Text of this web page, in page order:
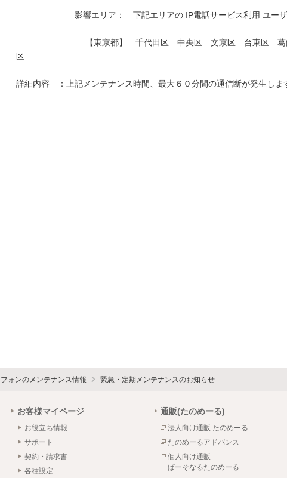
影響エリア：　下記エリアの IP電話サービス利用 ユー
【東京都】　千代田区　中央区　文京区　台東区　葛
詳細内容　：上記メンテナンス時間、最大６０分間の通信断が発生しま
ォンのメンテナンス情報 緊急・定期メンテナンスのお知らせ
お客様マイページ
お役立ち情報
サポート
契約・請求書
各種設定
通販(たのめーる)
法人向け通販 たのめーる
たのめーるアドバンス
個人向け通販
ぱーそなるたのめーる